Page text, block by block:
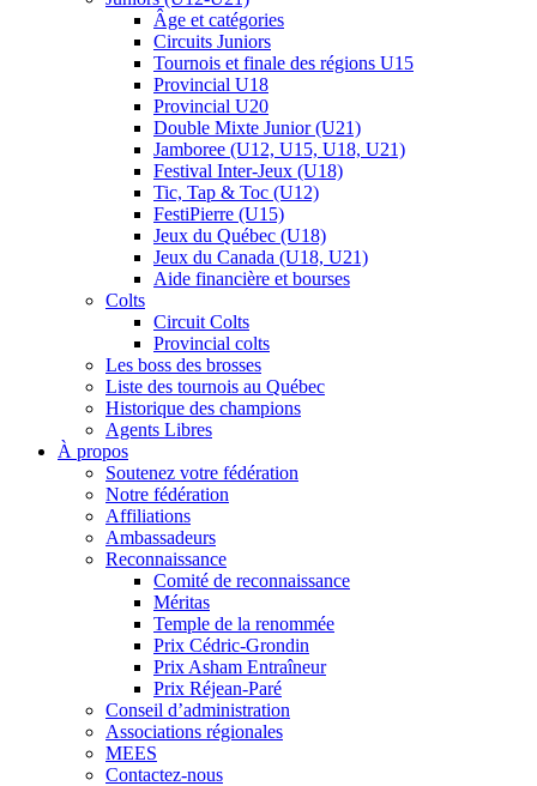
Âge et catégories
Circuits Juniors
Tournois et finale des régions U15
Provincial U18
Provincial U20
Double Mixte Junior (U21)
Jamboree (U12, U15, U18, U21)
Festival Inter-Jeux (U18)
Tic, Tap & Toc (U12)
FestiPierre (U15)
Jeux du Québec (U18)
Jeux du Canada (U18, U21)
Aide financière et bourses
Colts
Circuit Colts
Provincial colts
Les boss des brosses
Liste des tournois au Québec
Historique des champions
Agents Libres
À propos
Soutenez votre fédération
Notre fédération
Affiliations
Ambassadeurs
Reconnaissance
Comité de reconnaissance
Méritas
Temple de la renommée
Prix Cédric-Grondin
Prix Asham Entraîneur
Prix Réjean-Paré
Conseil d’administration
Associations régionales
MEES
Contactez-nous